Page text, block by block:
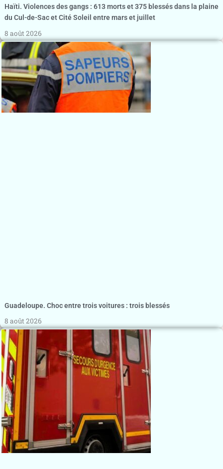
Haïti. Violences des gangs : 613 morts et 375 blessés dans la plaine
du Cul-de-Sac et Cité Soleil entre mars et juillet
8 août 2026
Guadeloupe. Choc entre trois voitures : trois blessés
8 août 2026